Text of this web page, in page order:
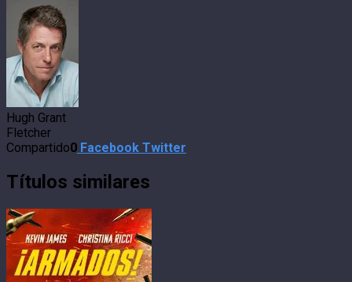
Hugh Grant
Fletcher
Compartido0 Facebook Twitter
Títulos similares